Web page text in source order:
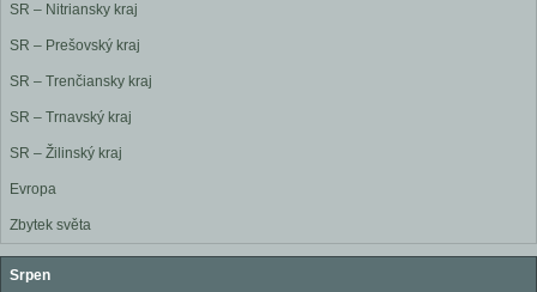
SR – Nitriansky kraj
SR – Prešovský kraj
SR – Trenčiansky kraj
SR – Trnavský kraj
SR – Žilinský kraj
Evropa
Zbytek světa
Srpen